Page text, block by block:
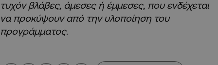
τυχόν βλάβες, άμεσες ή έμμεσες, που ενδέχεται
να προκύψουν από την υλοποίηση του
προγράμματος.